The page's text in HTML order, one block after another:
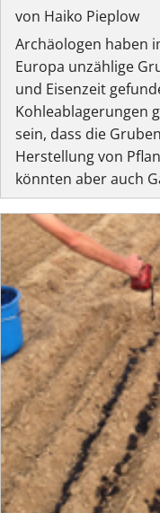
von Haiko Pieplow
Archäologen haben
Europa unzählige
und Eisenzeit
Kohleablagerungen
sein, dass die
Herstellung von
könnten aber auch